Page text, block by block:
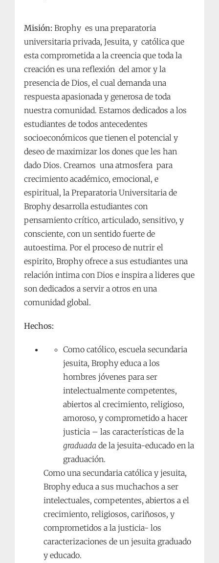
Misión: Brophy es una preparatoria
universitaria privada, Jesuita, y católica que
esta comprometida a la creencia que toda la
creación es una reflexión del amor y la
presencia de Dios, el cual demanda una
respuesta apasionada y generosa de toda
nuestra comunidad. Estamos dedicados a los
estudiantes de todos antecedentes
socioeconómicos que tienen el potencial y
deseo de maximizar los dones que les han
dado Dios. Creamos una atmosfera para
crecimiento académico, emocional, e
espiritual, la Preparatoria Universitaria de
Brophy desarrolla estudiantes con
pensamiento crítico, articulado, sensitivo, y
consciente, con un sentido fuerte de
autoestima. Por el proceso de nutrir el
espirito, Brophy ofrece a sus estudiantes una
relación intima con Dios e inspira a lideres que
son dedicados a servir a otros en una
comunidad global.
Hechos:
Como católico, escuela secundaria
jesuita, Brophy educa a los
hombres jóvenes para ser
intelectualmente competentes,
abiertos al crecimiento, religioso,
amoroso, y comprometido a hacer
justicia – las características de la
graduada de la jesuita-educado en la
graduación.
Como una secundaria católica y jesuita,
Brophy educa a sus muchachos a ser
intelectuales, competentes, abiertos a el
crecimiento, religiosos, cariñosos, y
comprometidos a la justicia- los
caracterizaciones de un jesuita graduado
y educado.